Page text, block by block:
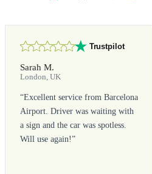
Trustpilot
Sarah M.
London, UK
“Excellent service from Barcelona
Airport. Driver was waiting with
a sign and the car was spotless.
Will use again!”